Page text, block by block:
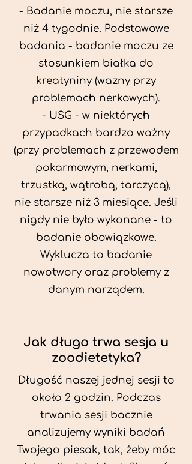
- Badanie moczu, nie starsze
niż 4 tygodnie. Podstawowe
badania - badanie moczu ze
stosunkiem białka do
kreatyniny (wazny przy
problemach nerkowych).
- USG - w niektórych
przypadkach bardzo ważny
(przy problemach z przewodem
pokarmowym, nerkami,
trzustką, wątrobą, tarczycą),
nie starsze niż 3 miesiące. Jeśli
nigdy nie było wykonane - to
badanie obowiązkowe.
Wyklucza to badanie
nowotwory oraz problemy z
danym narządem.
Jak długo trwa sesja u
zoodietetyka?
Długość naszej jednej sesji to
około 2 godzin. Podczas
trwania sesji bacznie
analizujemy wyniki badań
Twojego piesak, tak, żeby móc